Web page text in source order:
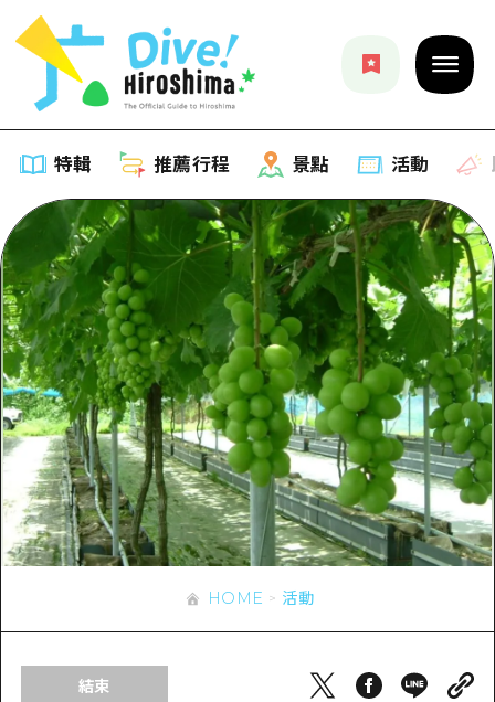
特輯 推薦行程 景點 活動
特輯
列表
推薦
藝術
活動·廟會
美食·酒水
騎自行車
夜晚生活
推薦行程
列表
Dive! Hiroshima 官方向導
廣島隨意旅行
廣島市內
安芸
答對了
美北
景點
列表
廣島市內
安芸
答對了
活動
即時訊息
有用的信息
存取
HOME
HOME 活動
結束